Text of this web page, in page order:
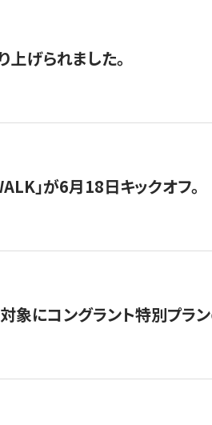
げられました。
」が6月18日キックオフ。
象にコングラント特別プラ